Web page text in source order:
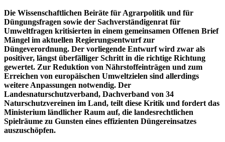
Die Wissenschaftlichen Beiräte für Agrarpolitik und für
Düngungsfragen sowie der Sachverständigenrat für
Umweltfragen kritisierten in einem gemeinsamen Offenen Brief
Mängel im aktuellen Regierungsentwurf zur
Düngeverordnung. Der vorliegende Entwurf wird zwar als
positiver, längst überfälliger Schritt in die richtige Richtung
gewertet. Zur Reduktion von Nährstoffeinträgen und zum
Erreichen von europäischen Umweltzielen sind allerdings
weitere Anpassungen notwendig. Der
Landesnaturschutzverband, Dachverband von 34
Naturschutzvereinen im Land, teilt diese Kritik und fordert das
Ministerium ländlicher Raum auf, die landesrechtlichen
Spielräume zu Gunsten eines effizienten Düngereinsatzes
auszuschöpfen.